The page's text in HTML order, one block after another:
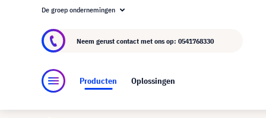
Over visunext.nl
De groep ondernemingen
Neem gerust contact met ons op: 0541768330
Producten Oplossingen